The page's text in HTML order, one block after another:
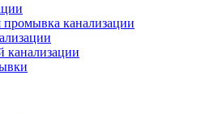
промывка канализации
канализации